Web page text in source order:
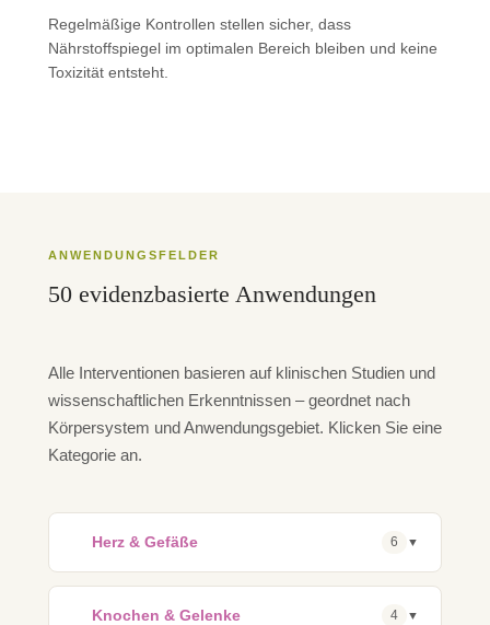
Regelmäßige Kontrollen stellen sicher, dass
Nährstoffspiegel im optimalen Bereich bleiben und keine
Toxizität entsteht.
ANWENDUNGSFELDER
50 evidenzbasierte Anwendungen
Alle Interventionen basieren auf klinischen Studien und
wissenschaftlichen Erkenntnissen – geordnet nach
Körpersystem und Anwendungsgebiet. Klicken Sie eine
Kategorie an.
Herz & Gefäße 6 ▼
Knochen & Gelenke 4 ▼